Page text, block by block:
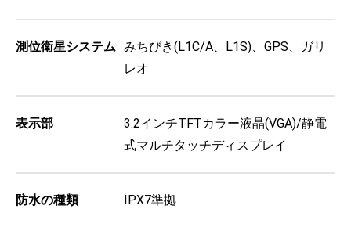
測位衛星システム みちびき(L1C/A、L1S)、GPS、ガリ
レオ
表示部
3.2インチTFTカラー液晶(VGA)/静電
式マルチタッチディスプレイ
防水の種類 IPX7準拠